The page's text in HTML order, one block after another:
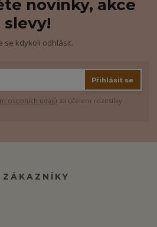
novinky, akce
slevy!
se kdykoli odhlásit.
Přihlásit se
osobních údajů za účelem rozesílky